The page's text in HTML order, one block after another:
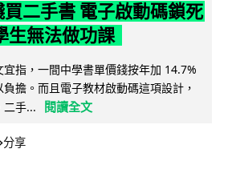
二手書 電子啟動碼鎖死
生無法做功課
指，一間中學書單價錢按年加 14.7%
擔。而且電子教材啟動碼這項設計，
二手...
閱讀全文
分享